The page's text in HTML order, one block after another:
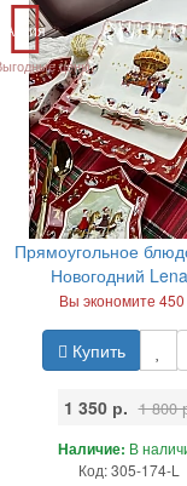
Акция
цены
Прямоугольное
Новогодний
Вы экономите 450
Купить
1 350 р. 1 800
Наличие: В
Код: 305-174-L